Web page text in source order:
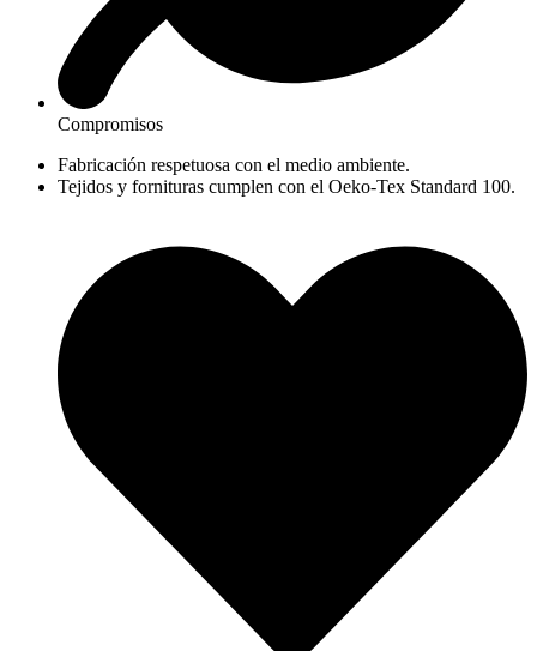
Compromisos
Fabricación respetuosa con el medio ambiente.
Tejidos y fornituras cumplen con el Oeko-Tex Standard 100.